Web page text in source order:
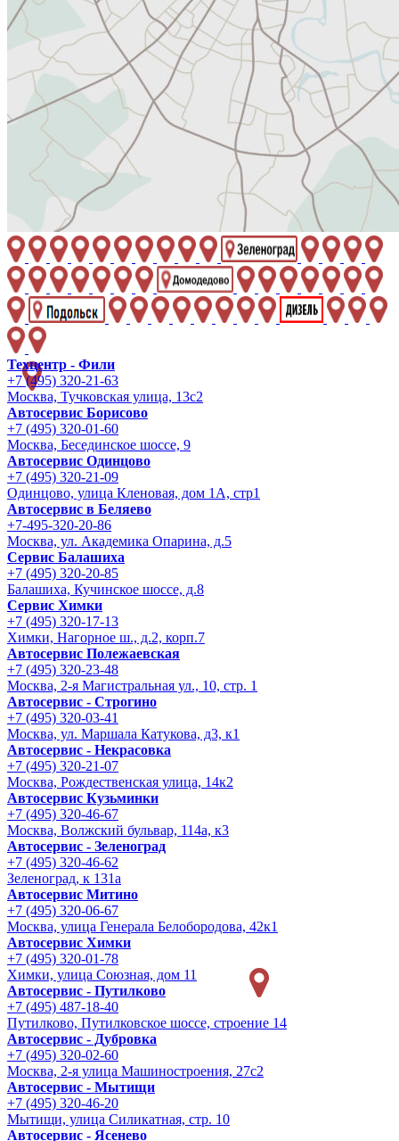
Техцентр - Фили
+7 (495) 320-21-63
Москва, Тучковская улица, 13с2
Автосервис Борисово
+7 (495) 320-01-60
Москва, Бесединское шоссе, 9
Автосервис Одинцово
+7 (495) 320-21-09
Одинцово, улица Кленовая, дом 1А, стр1
Автосервис в Беляево
+7-495-320-20-86
Москва, ул. Академика Опарина, д.5
Сервис Балашиха
+7 (495) 320-20-85
Балашиха, Кучинское шоссе, д.8
Сервис Химки
+7 (495) 320-17-13
Химки, Нагорное ш., д.2, корп.7
Автосервис Полежаевская
+7 (495) 320-23-48
Москва, 2-я Магистральная ул., 10, стр. 1
Автосервис - Строгино
+7 (495) 320-03-41
Москва, ул. Маршала Катукова, д3, к1
Автосервис - Некрасовка
+7 (495) 320-21-07
Москва, Рождественская улица, 14к2
Автосервис Кузьминки
+7 (495) 320-46-67
Москва, Волжский бульвар, 114а, к3
Автосервис - Зеленоград
+7 (495) 320-46-62
Зеленоград, к 131а
Автосервис Митино
+7 (495) 320-06-67
Москва, улица Генерала Белобородова, 42к1
Автосервис Химки
+7 (495) 320-01-78
Химки, улица Союзная, дом 11
Автосервис - Путилково
+7 (495) 487-18-40
Путилково, Путилковское шоссе, строение 14
Автосервис - Дубровка
+7 (495) 320-02-60
Москва, 2-я улица Машиностроения, 27с2
Автосервис - Мытищи
+7 (495) 320-46-20
Мытищи, улица Силикатная, стр. 10
Автосервис - Ясенево